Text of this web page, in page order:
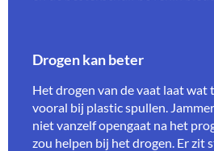
Drogen kan beter
Het drogen van de vaat laat wat
vooral bij plastic spullen.
niet vanzelf opengaat na het
zou helpen bij het drogen. Er zit